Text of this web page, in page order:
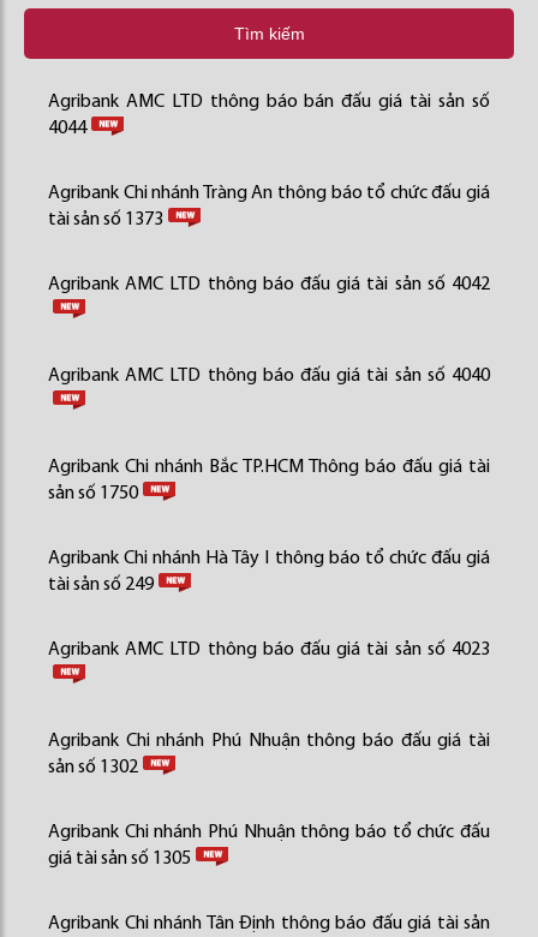
Tìm kiếm
Agribank AMC LTD thông báo bán đấu giá tài sản số
4044
Agribank Chi nhánh Tràng An thông báo tổ chức đấu giá
tài sản số 1373
Agribank AMC LTD thông báo đấu giá tài sản số 4042
Agribank AMC LTD thông báo đấu giá tài sản số 4040
Agribank Chi nhánh Bắc TP.HCM Thông báo đấu giá tài
sản số 1750
Agribank Chi nhánh Hà Tây I thông báo tổ chức đấu giá
tài sản số 249
Agribank AMC LTD thông báo đấu giá tài sản số 4023
Agribank Chi nhánh Phú Nhuận thông báo đấu giá tài
sản số 1302
Agribank Chi nhánh Phú Nhuận thông báo tổ chức đấu
giá tài sản số 1305
Agribank Chi nhánh Tân Định thông báo đấu giá tài sản